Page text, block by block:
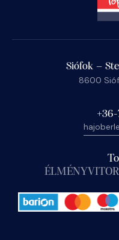
Siófok –
8600